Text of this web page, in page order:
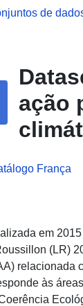
de
ação
ao
França
em
(LR)
relacionada
às